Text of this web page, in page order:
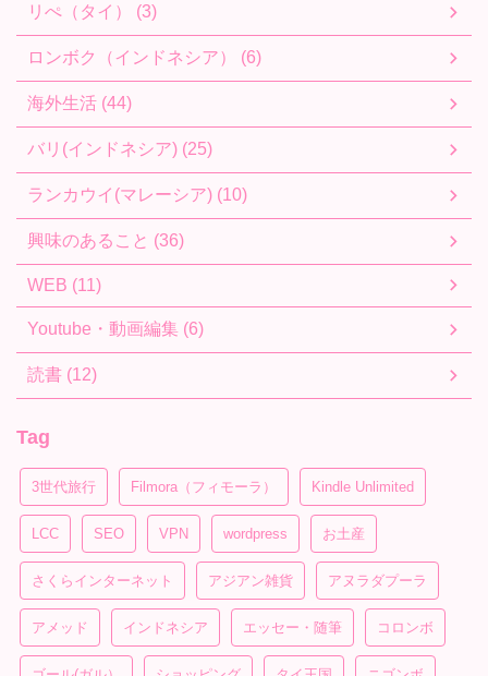
リぺ（タイ） (3)
ロンボク（インドネシア） (6)
海外生活 (44)
バリ(インドネシア) (25)
ランカウイ(マレーシア) (10)
興味のあること (36)
WEB (11)
Youtube・動画編集 (6)
読書 (12)
Tag
3世代旅行 Filmora（フィモーラ） Kindle Unlimited
LCC SEO VPN wordpress お土産
さくらインターネット アジアン雑貨 アヌラダプーラ
アメッド インドネシア エッセー・随筆 コロンボ